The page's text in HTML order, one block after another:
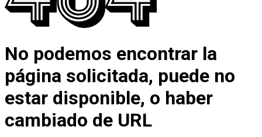
No podemos encontrar la
página solicitada, puede no
estar disponible, o haber
cambiado de URL